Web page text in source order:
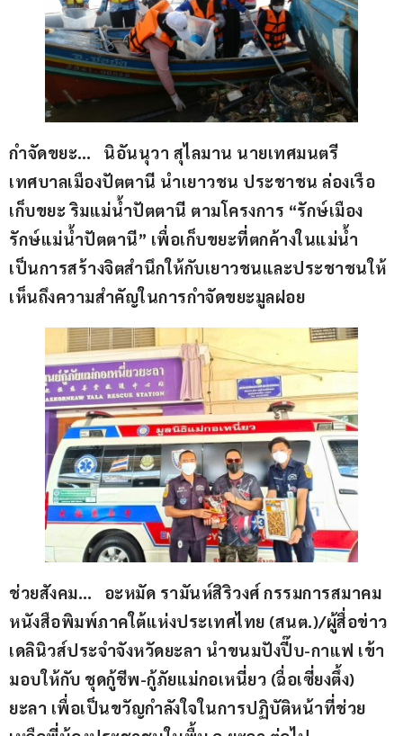
กำจัดขยะ…   นิอันนุวา สุไลมาน นายเทศมนตรี
เทศบาลเมืองปัตตานี นำเยาวชน ประชาชน ล่องเรือ
เก็บขยะ ริมแม่น้ำปัตตานี ตามโครงการ “รักษ์เมือง
รักษ์แม่น้ำปัตตานี” เพื่อเก็บขยะที่ตกค้างในแม่น้ำ
เป็นการสร้างจิตสำนึกให้กับเยาวชนและประชาชนให้
เห็นถึงความสำคัญในการกำจัดขยะมูลฝอย
ช่วยสังคม…   อะหมัด รามันห์สิริวงศ์ กรรมการสมาคม
หนังสือพิมพ์ภาคใต้แห่งประเทศไทย (สนต.)/ผู้สื่อข่าว
เดลินิวส์ประจำจังหวัดยะลา นำขนมปังปี๊บ-กาแฟ เข้า
มอบให้กับ ชุดกู้ชีพ-กู้ภัยแม่กอเหนี่ยว (ฉื่อเซี่ยงตึ้ง)
ยะลา เพื่อเป็นขวัญกำลังใจในการปฏิบัติหน้าที่ช่วย